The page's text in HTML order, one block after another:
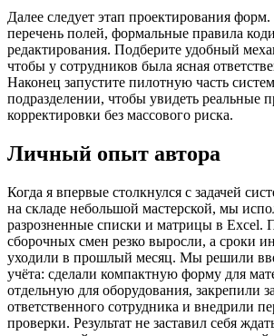
Далее следует этап проектирования форм.
перечень полей, формальные правила
редактирования. Подберите удобный
чтобы у сотрудников была ясная
Наконец запустите пилотную часть
подразделении, чтобы увидеть реальные
корректировки без массового риска.
Личный опыт автора
Когда я впервые столкнулся с задачей
на складе небольшой мастерской, мы
разрозненные списки и матрицы в Excel.
сборочных смен резко выросли, а сроки
уходили в прошлый месяц. Мы решили
учёта: сделали компактную форму для
отдельную для оборудования, закрепили
ответственного сотрудника и внедрили
проверки. Результат не заставил себя